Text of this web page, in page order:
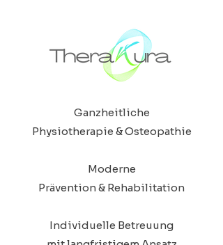
Ganzheitliche
Physiotherapie & Osteopathie
Moderne
Prävention & Rehabilitation
Individuelle Betreuung